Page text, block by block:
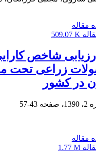
مقاله
509.07 K
شاخص
زراعی تحت
در کشور
43-57
مقاله
1.77 M